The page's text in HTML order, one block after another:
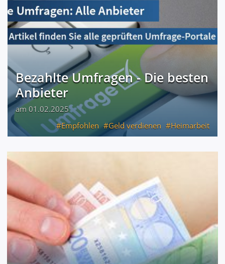
Bezahlte Umfragen - Die besten
Anbieter
am 01.02.2025
Empfohlen
Geld verdienen Heimarbeit